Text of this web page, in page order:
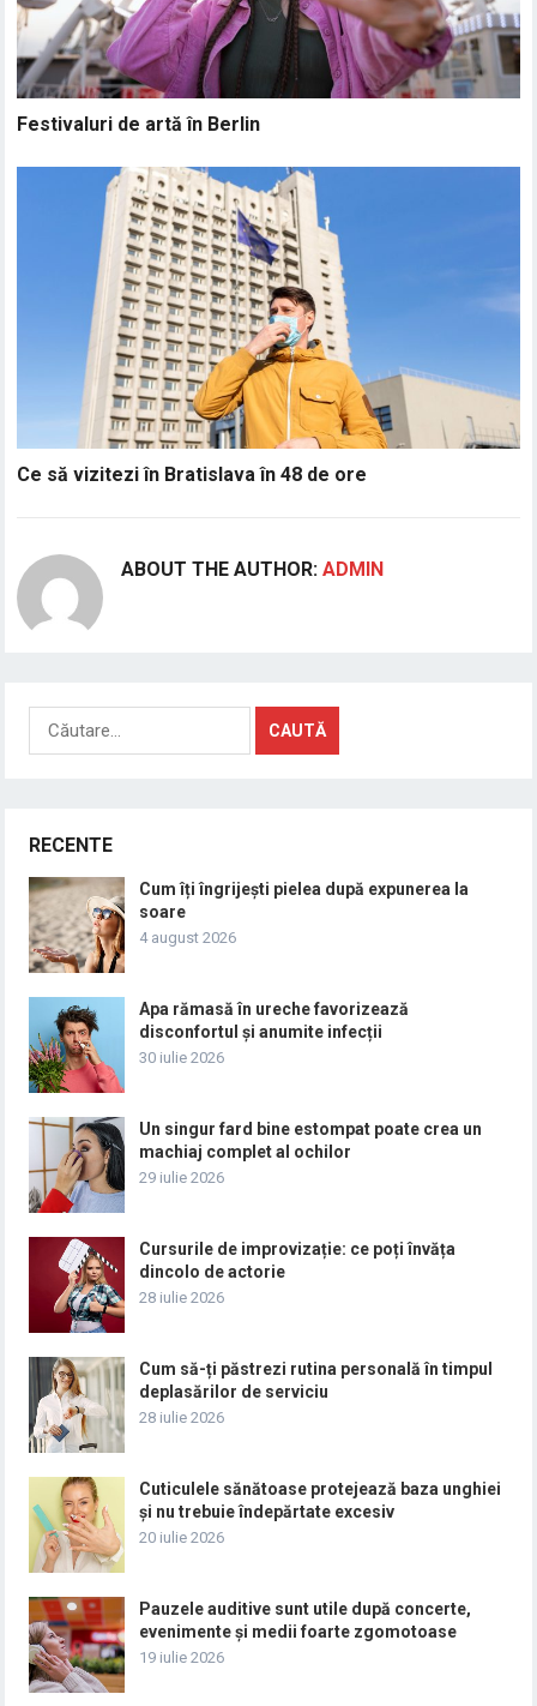
Festivaluri de artă în Berlin
Ce să vizitezi în Bratislava în 48 de ore
ABOUT THE AUTHOR:ADMIN
Caută
după:
RECENTE
Cum îți îngrijești pielea după expunerea la
soare
4 august 2026
Apa rămasă în ureche favorizează
disconfortul și anumite infecții
30 iulie 2026
Un singur fard bine estompat poate crea un
machiaj complet al ochilor
29 iulie 2026
Cursurile de improvizație: ce poți învăța
dincolo de actorie
28 iulie 2026
Cum să-ți păstrezi rutina personală în timpul
deplasărilor de serviciu
28 iulie 2026
Cuticulele sănătoase protejează baza unghiei
și nu trebuie îndepărtate excesiv
20 iulie 2026
Pauzele auditive sunt utile după concerte,
evenimente și medii foarte zgomotoase
19 iulie 2026